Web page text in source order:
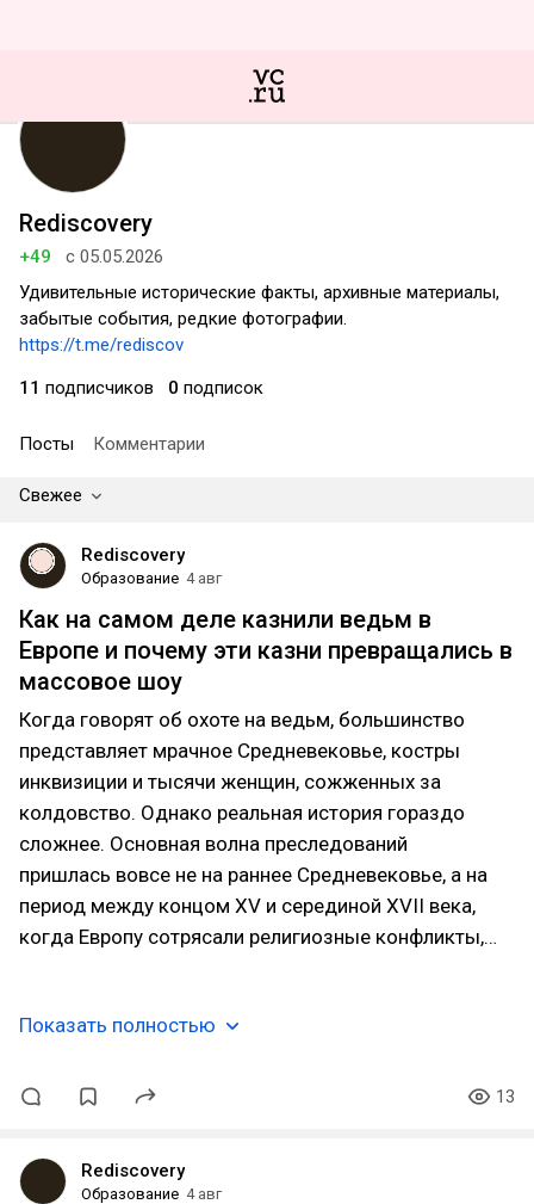
Rediscovery
+49
с 05.05.2026
Удивительные исторические факты, архивные материалы,
забытые события, редкие фотографии.
https://t.me/rediscov
11 подписчиков 0 подписок
Посты Комментарии
Свежее
Rediscovery
Образование 4 авг
Как на самом деле казнили ведьм в
Европе и почему эти казни превращались в
массовое шоу
Когда говорят об охоте на ведьм, большинство
представляет мрачное Средневековье, костры
инквизиции и тысячи женщин, сожженных за
колдовство. Однако реальная история гораздо
сложнее. Основная волна преследований
пришлась вовсе не на раннее Средневековье, а на
период между концом XV и серединой XVII века,
когда Европу сотрясали религиозные конфликты,…
Показать полностью
13
Rediscovery
Образование 4 авг